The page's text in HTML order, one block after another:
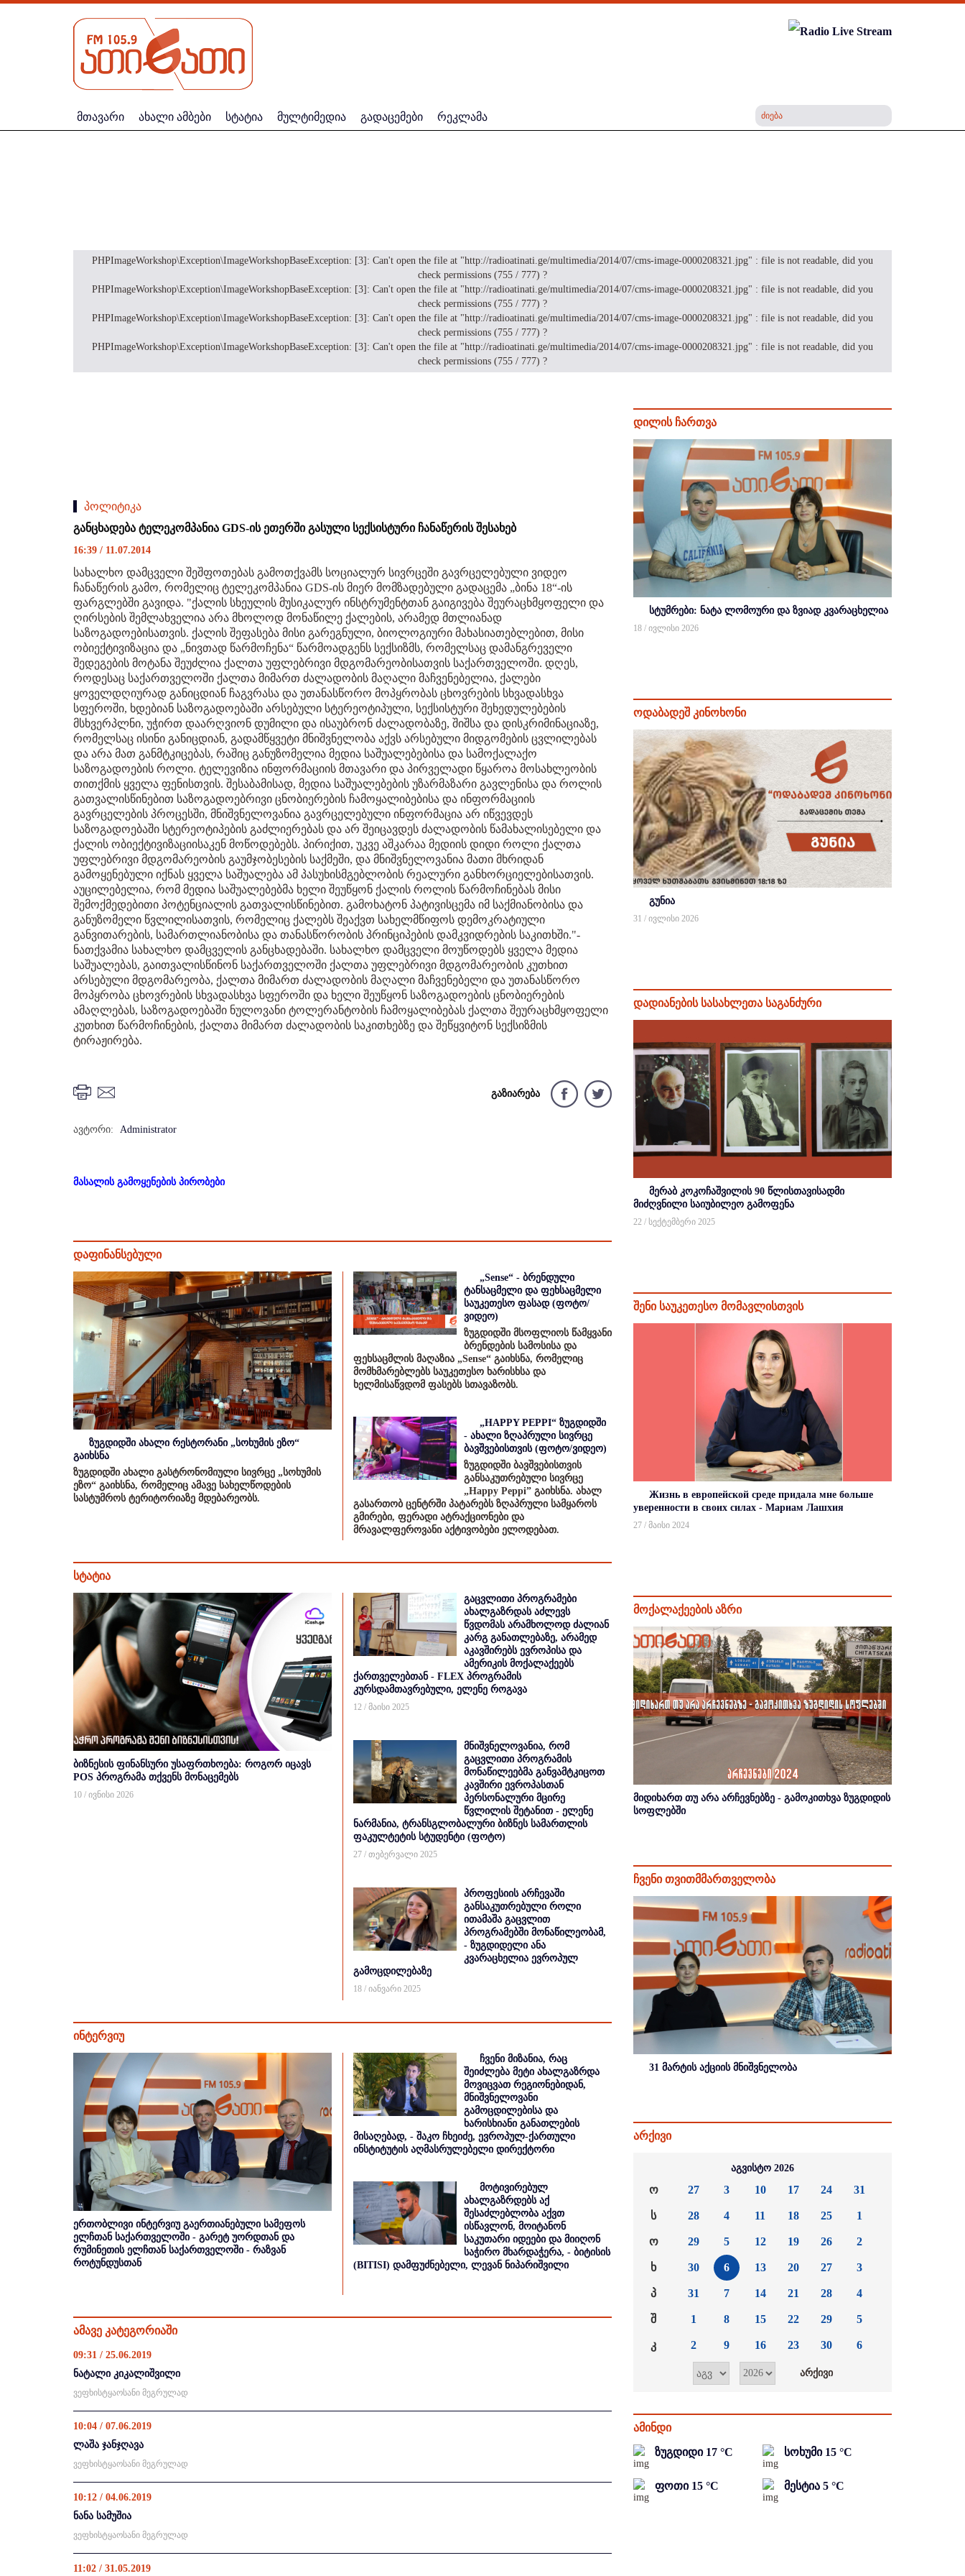
მთავარი ახალი ამბები სტატია მულტიმედია გადაცემები რეკლამა
PHPImageWorkshop\Exception\ImageWorkshopBaseException: [3]: Can't open the file at "http://radioatinati.ge/multimedia/2014/07/cms-image-0000208321.jpg" : file is not readable, did you
check permissions (755 / 777) ?
PHPImageWorkshop\Exception\ImageWorkshopBaseException: [3]: Can't open the file at "http://radioatinati.ge/multimedia/2014/07/cms-image-0000208321.jpg" : file is not readable, did you
check permissions (755 / 777) ?
PHPImageWorkshop\Exception\ImageWorkshopBaseException: [3]: Can't open the file at "http://radioatinati.ge/multimedia/2014/07/cms-image-0000208321.jpg" : file is not readable, did you
check permissions (755 / 777) ?
PHPImageWorkshop\Exception\ImageWorkshopBaseException: [3]: Can't open the file at "http://radioatinati.ge/multimedia/2014/07/cms-image-0000208321.jpg" : file is not readable, did you
check permissions (755 / 777) ?
პოლიტიკა
განცხადება ტელეკომპანია GDS-ის ეთერში გასული სექსისტური ჩანაწერის შესახებ
16:39 / 11.07.2014
სახალხო დამცველი შეშფოთებას გამოთქვამს სოციალურ სივრცეში გავრცელებული ვიდეო
ჩანაწერის გამო, რომელიც ტელეკომპანია GDS-ის მიერ მომზადებული გადაცემა „ბინა 18“-ის
ფარგლებში გავიდა. "ქალის სხეულის მუსიკალურ ინსტრუმენტთან გაიგივება შეურაცხმყოფელი და
ღირსების შემლახველია არა მხოლოდ მონაწილე ქალების, არამედ მთლიანად
საზოგადოებისათვის. ქალის შეფასება მისი გარეგნული, ბიოლოგიური მახასიათებლებით, მისი
ობიექტივიზაცია და „ნივთად წარმოჩენა“ წარმოადგენს სექსიზმს, რომელსაც დამანგრეველი
შედეგების მოტანა შეუძლია ქალთა უფლებრივი მდგომარეობისათვის საქართველოში. დღეს,
როდესაც საქართველოში ქალთა მიმართ ძალადობის მაღალი მაჩვენებელია, ქალები
ყოველდღიურად განიცდიან ჩაგვრასა და უთანასწორო მოპყრობას ცხოვრების სხვადასხვა
სფეროში, ხდებიან საზოგადოებაში არსებული სტერეოტიპული, სექსისტური შეხედულებების
მსხვერპლნი, უჭირთ დაარღვიონ დუმილი და ისაუბრონ ძალადობაზე, შიშსა და დისკრიმინაციაზე,
რომელსაც ისინი განიცდიან, გადამწყვეტი მნიშვნელობა აქვს არსებული მიდგომების ცვლილებას
და არა მათ განმტკიცებას, რაშიც განუზომელია მედია საშუალებებისა და სამოქალაქო
საზოგადოების როლი. ტელევიზია ინფორმაციის მთავარი და პირველადი წყაროა მოსახლეობის
თითქმის ყველა ფენისთვის. შესაბამისად, მედია საშუალებების უზარმაზარი გავლენისა და როლის
გათვალისწინებით საზოგადოებრივი ცნობიერების ჩამოყალიბებისა და ინფორმაციის
გავრცელების პროცესში, მნიშვნელოვანია გავრცელებული ინფორმაცია არ იწვევდეს
საზოგადოებაში სტერეოტიპების გაძლიერებას და არ შეიცავდეს ძალადობის წამახალისებელი და
ქალის ობიექტივიზაციისაკენ მოწოდებებს. პირიქით, უკვე აშკარაა მედიის დიდი როლი ქალთა
უფლებრივი მდგომარეობის გაუმჯობესების საქმეში, და მნიშვნელოვანია მათი მხრიდან
გამოყენებული იქნას ყველა საშუალება ამ პასუხისმგებლობის რეალური განხორციელებისათვის.
აუცილებელია, რომ მედია საშუალებებმა ხელი შეუწყონ ქალის როლის წარმოჩინებას მისი
შემოქმედებითი პოტენციალის გათვალისწინებით. გამოხატონ პატივისცემა იმ საქმიანობისა და
განუზომელი წვლილისათვის, რომელიც ქალებს შეაქვთ სახელმწიფოს დემოკრატიული
განვითარების, სამართლიანობისა და თანასწორობის პრინციპების დამკვიდრების საკითხში."-
ნათქვამია სახალხო დამცველის განცხადებაში. სახალხო დამცველი მოუწოდებს ყველა მედია
საშუალებას, გაითვალისწინონ საქართველოში ქალთა უფლებრივი მდგომარეობის კუთხით
არსებული მდგომარეობა, ქალთა მიმართ ძალადობის მაღალი მაჩვენებელი და უთანასწორო
მოპყრობა ცხოვრების სხვადასხვა სფეროში და ხელი შეუწყონ საზოგადოების ცნობიერების
ამაღლებას, საზოგადოებაში ნულოვანი ტოლერანტობის ჩამოყალიბებას ქალთა შეურაცხმყოფელი
კუთხით წარმოჩინების, ქალთა მიმართ ძალადობის საკითხებზე და შეწყვიტონ სექსიზმის
ტირაჟირება.
გაზიარება
ავტორი: Administrator
მასალის გამოყენების პირობები
დაფინანსებული
ზუგდიდში ახალი რესტორანი „სოხუმის ეზო“
გაიხსნა
ზუგდიდში ახალი გასტრონომიული სივრცე „სოხუმის
ეზო“ გაიხსნა, რომელიც ამავე სახელწოდების
სასტუმროს ტერიტორიაზე მდებარეობს.
„Sense“ - ბრენდული
ტანსაცმელი და ფეხსაცმელი
საუკეთესო ფასად (ფოტო/
ვიდეო)
ზუგდიდში მსოფლიოს წამყვანი
ბრენდების სამოსისა და
ფეხსაცმლის მაღაზია „Sense“ გაიხსნა, რომელიც
მომხმარებლებს საუკეთესო ხარისხსა და
ხელმისაწვდომ ფასებს სთავაზობს.
„HAPPY PEPPI“ ზუგდიდში
- ახალი ზღაპრული სივრცე
ბავშვებისთვის (ფოტო/ვიდეო)
ზუგდიდში ბავშვებისთვის
განსაკუთრებული სივრცე
„Happy Peppi” გაიხსნა. ახალ
გასართობ ცენტრში პატარებს ზღაპრული სამყაროს
გმირები, ფერადი ატრაქციონები და
მრავალფეროვანი აქტივობები ელოდებათ.
სტატია
ბიზნესის ფინანსური უსაფრთხოება: როგორ იცავს
POS პროგრამა თქვენს მონაცემებს
10 / ივნისი 2026
გაცვლითი პროგრამები
ახალგაზრდას აძლევს
წვდომას არამხოლოდ ძალიან
კარგ განათლებაზე, არამედ
აკავშირებს ევროპისა და
ამერიკის მოქალაქეებს
ქართველებთან - FLEX პროგრამის
კურსდამთავრებული, ელენე როგავა
12 / მაისი 2025
მნიშვნელოვანია, რომ
გაცვლითი პროგრამის
მონაწილეებმა განვამტკიცოთ
კავშირი ევროპასთან
პერსონალური მცირე
წვლილის შეტანით - ელენე
ნარმანია, ტრანსგლობალური ბიზნეს სამართლის
ფაკულტეტის სტუდენტი (ფოტო)
27 / თებერვალი 2025
პროფესიის არჩევაში
განსაკუთრებული როლი
ითამაშა გაცვლით
პროგრამებში მონაწილეობამ,
- ზუგდიდელი ანა
კვარაცხელია ევროპულ
გამოცდილებაზე
18 / იანვარი 2025
ინტერვიუ
ერთობლივი ინტერვიუ გაერთიანებული სამეფოს
ელჩთან საქართველოში - გარეტ უორდთან და
რუმინეთის ელჩთან საქართველოში - რაზვან
როტუნდუსთან
ჩვენი მიზანია, რაც
შეიძლება მეტი ახალგაზრდა
მოვიცვათ რეგიონებიდან,
მნიშვნელოვანი
გამოცდილებისა და
ხარისხიანი განათლების
მისაღებად, - შაკო ჩხეიძე, ევროპულ-ქართული
ინსტიტუტის აღმასრულებელი დირექტორი
მოტივირებულ
ახალგაზრდებს აქ
შესაძლებლობა აქვთ
ისწავლონ, მოიტანონ
საკუთარი იდეები და მიიღონ
საჭირო მხარდაჭერა, - ბიტისის
(BITISI) დამფუძნებელი, ლევან ნიპარიშვილი
ამავე კატეგორიაში
09:31 / 25.06.2019
ნატალი კიკალიშვილი
ვეფხისტყაოსანი მეგრულად
10:04 / 07.06.2019
ლაშა ჯანჯღავა
ვეფხისტყაოსანი მეგრულად
10:12 / 04.06.2019
ნანა სამუშია
ვეფხისტყაოსანი მეგრულად
11:02 / 31.05.2019
დილის ჩართვა
სტუმრები: ნატა ლომოური და ზვიად კვარაცხელია
18 / ივლისი 2026
ოდაბადეშ კინოხონი
გუნია
31 / ივლისი 2026
დადიანების სასახლეთა საგანძური
მერაბ კოკოჩაშვილის 90 წლისთავისადმი
მიძღვნილი საიუბილეო გამოფენა
22 / სექტემბერი 2025
შენი საუკეთესო მომავლისთვის
Жизнь в европейской среде придала мне больше
уверенности в своих силах - Мариам Лашхия
27 / მაისი 2024
მოქალაქეების აზრი
მიდიხართ თუ არა არჩევნებზე - გამოკითხვა ზუგდიდის
სოფლებში
ჩვენი თვითმმართველობა
31 მარტის აქციის მნიშვნელობა
არქივი
აგვისტო 2026
ო
ს
ო
ხ
პ
შ
კ
27
28
29
30
31
1
2
3
4
5
6
7
8
9
10
11
12
13
14
15
16
17
18
19
20
21
22
23
24
25
26
27
28
29
30
31
1
2
3
4
5
6
ამინდი
ზუგდიდი 17 °C სოხუმი 15 °C
ფოთი 15 °C მესტია 5 °C